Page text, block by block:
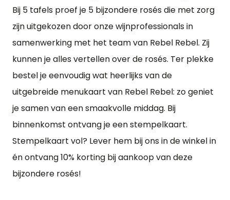
Bij 5 tafels proef je 5 bijzondere rosés die met zorg
zijn uitgekozen door onze wijnprofessionals in
samenwerking met het team van Rebel Rebel. Zij
kunnen je alles vertellen over de rosés. Ter plekke
bestel je eenvoudig wat heerlijks van de
uitgebreide menukaart van Rebel Rebel: zo geniet
je samen van een smaakvolle middag. Bij
binnenkomst ontvang je een stempelkaart.
Stempelkaart vol? Lever hem bij ons in de winkel in
én ontvang 10% korting bij aankoop van deze
bijzondere rosés!